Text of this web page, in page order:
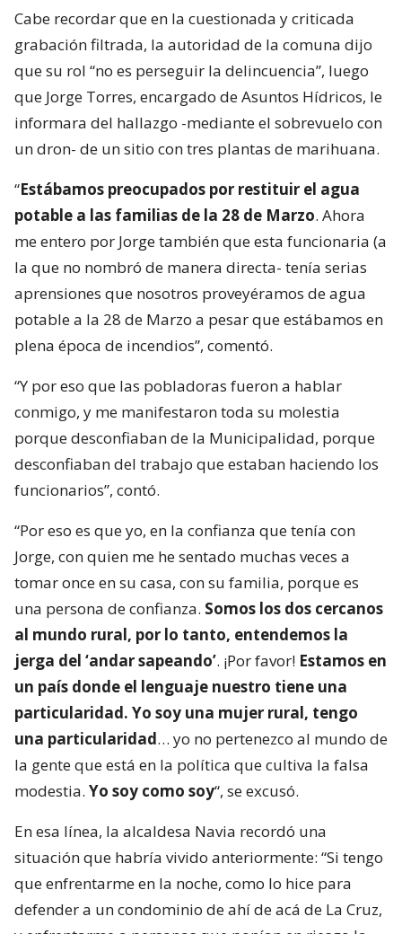
Cabe recordar que en la cuestionada y criticada
grabación filtrada, la autoridad de la comuna dijo
que su rol “no es perseguir la delincuencia”, luego
que Jorge Torres, encargado de Asuntos Hídricos, le
informara del hallazgo -mediante el sobrevuelo con
un dron- de un sitio con tres plantas de marihuana.
“Estábamos preocupados por restituir el agua
potable a las familias de la 28 de Marzo. Ahora
me entero por Jorge también que esta funcionaria (a
la que no nombró de manera directa- tenía serias
aprensiones que nosotros proveyéramos de agua
potable a la 28 de Marzo a pesar que estábamos en
plena época de incendios”, comentó.
“Y por eso que las pobladoras fueron a hablar
conmigo, y me manifestaron toda su molestia
porque desconfiaban de la Municipalidad, porque
desconfiaban del trabajo que estaban haciendo los
funcionarios”, contó.
“Por eso es que yo, en la confianza que tenía con
Jorge, con quien me he sentado muchas veces a
tomar once en su casa, con su familia, porque es
una persona de confianza. Somos los dos cercanos
al mundo rural, por lo tanto, entendemos la
jerga del ‘andar sapeando’. ¡Por favor! Estamos en
un país donde el lenguaje nuestro tiene una
particularidad. Yo soy una mujer rural, tengo
una particularidad… yo no pertenezco al mundo de
la gente que está en la política que cultiva la falsa
modestia. Yo soy como soy“, se excusó.
En esa línea, la alcaldesa Navia recordó una
situación que habría vivido anteriormente: “Si tengo
que enfrentarme en la noche, como lo hice para
defender a un condominio de ahí de acá de La Cruz,